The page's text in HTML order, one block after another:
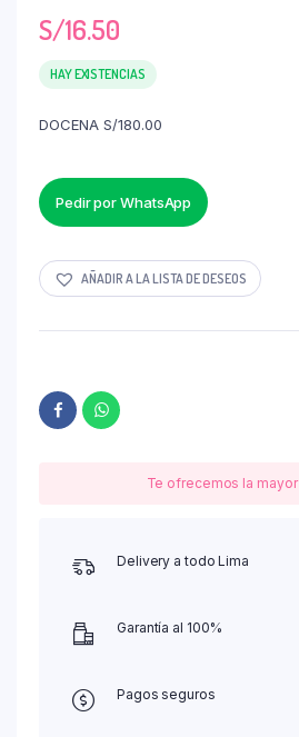
S/16.50
HAY EXISTENCIAS
DOCENA S/180.00
Pedir por WhatsApp
AÑADIR A LA LISTA DE DESEOS
Te ofrecemos la mayor
Delivery a todo Lima
Garantía al 100%
Pagos seguros